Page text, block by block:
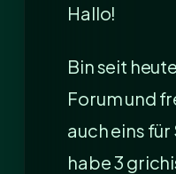
Hallo!
Bin seit
Forum und
auch eins
habe 3